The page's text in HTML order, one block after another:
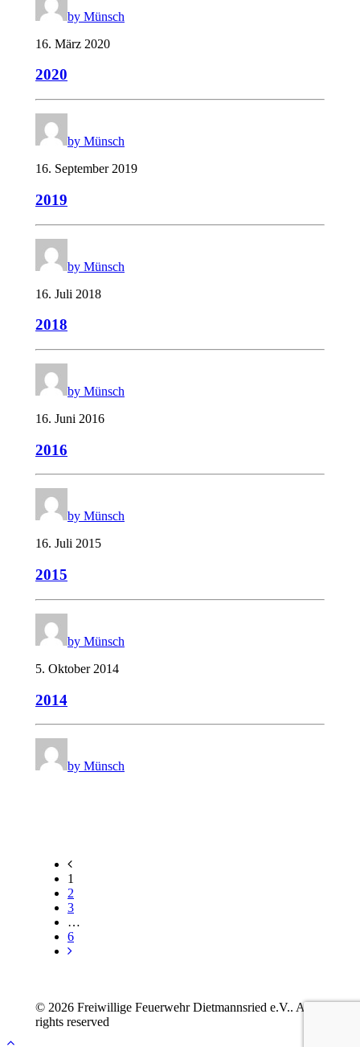
by Münsch
16. März 2020
2020
by Münsch
16. September 2019
2019
by Münsch
16. Juli 2018
2018
by Münsch
16. Juni 2016
2016
by Münsch
16. Juli 2015
2015
by Münsch
5. Oktober 2014
2014
by Münsch
1
2
3
…
6
© 2026 Freiwillige Feuerwehr Dietmannsried e.V.. All
rights reserved